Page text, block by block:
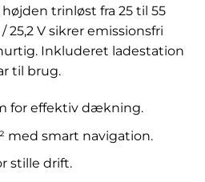
trinløst fra 25 til 55
25,2 V sikrer emissionsfri
Inkluderet ladestation
til brug.
for effektiv dækning.
med smart navigation.
stille drift.